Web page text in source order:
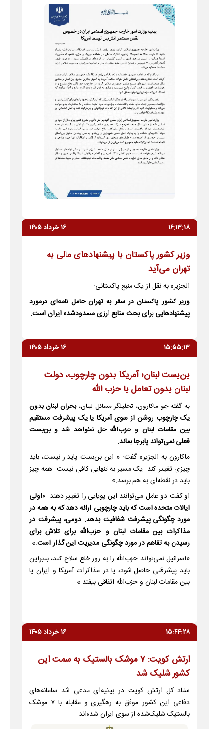
۱۶:۱۳:۱۸ ۱۶ خرداد ۱۴۰۵
وزیر کشور پاکستان با پیشنهادهای مالی به
تهران می‌آید
الجزیره به نقل از یک منبع پاکستانی:
وزیر کشور پاکستان در سفر به تهران حامل نامه‌ای درمورد
پیشنهادهایی برای بحث منابع ارزی مسدودشده ایران است.
۱۵:۵۵:۱۳ ۱۶ خرداد ۱۴۰۵
بن‌بست لبنان؛ آمریکا بدون چارچوب، دولت
لبنان بدون تعامل با حزب الله
به گفته جو ماکارون، تحلیلگر مسائل لبنان،بحران لبنان بدون
یک چارچوب روشن از سوی آمریکا یا یک پیشرفت مستقیم
بین مقامات لبنان و حزب‌الله حل نخواهد شد و بن‌بست
فعلی نمی‌تواند پابرجا بماند.
ماکارون به الجزیره گفت: « این بن‌بست پایدار نیست، باید
چیزی تغییر کند. یک مسیر به تنهایی کافی نیست. همه چیز
باید در نقطه‌ای به هم برسد.»
او گفت دو عامل می‌توانند این پویایی را تغییر دهند. «اولی
ایالات متحده است که باید چارچوبی ارائه دهد که به همه در
مورد چگونگی پیشرفت شفافیت بدهد. دومی، پیشرفت در
مذاکرات بین مقامات لبنان و حزب‌الله برای تلاش برای
رسیدن به تفاهم در مورد چگونگی مدیریت این گذار است.»
«اسرائیل نمی‌تواند حزب‌الله را به زور خلع سلاح کند، بنابراین
باید پیشرفتی حاصل شود، یا در مذاکرات آمریکا و ایران یا
بین مقامات لبنان و حزب‌الله اتفاقی بیفتد.»
۱۵:۴۴:۲۸ ۱۶ خرداد ۱۴۰۵
ارتش کویت: ۷ موشک بالستیک به سمت این
کشور شلیک شد
ستاد کل ارتش کویت در بیانیه‌ای مدعی شد سامانه‌های
دفاعی این کشور موفق به رهگیری و مقابله با ۷ موشک
بالستیک شلیک‌شده از سوی ایران شده‌اند.